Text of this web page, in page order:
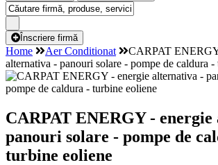
Înscriere firmă
Home Aer Conditionat
CARPAT
alternativa - panouri solare - pompe de caldura
CARPAT ENERGY -
panouri solare - pompe de
turbine eoliene